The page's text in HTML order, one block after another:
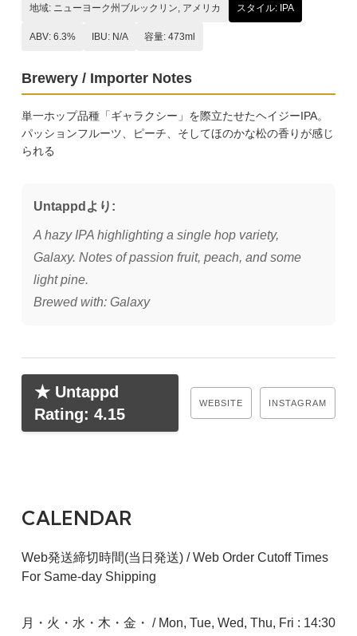
地域: ニューヨーク州ブルックリン, アメリカ スタイル: IPA
ABV: 6.3% IBU: N/A 容量: 473ml
Brewery / Importer Notes
単一ホップ品種「ギャラクシー」を際立たせたヘイジーIPA。
パッションフルーツ、ピーチ、そしてほのかな松の香りが感じ
られる
Untappdより:
A hazy IPA highlighting a single hop variety,
Galaxy. Notes of passion fruit, peach, and some
light pine.
Brewed with: Galaxy
★ Untappd
Rating: 4.15
WEBSITE INSTAGRAM
CALENDAR
Web発送締切時間(当日発送) / Web Order Cutoff Times
For Same-day Shipping
月・火・水・木・金・ / Mon, Tue, Wed, Thu, Fri : 14:30